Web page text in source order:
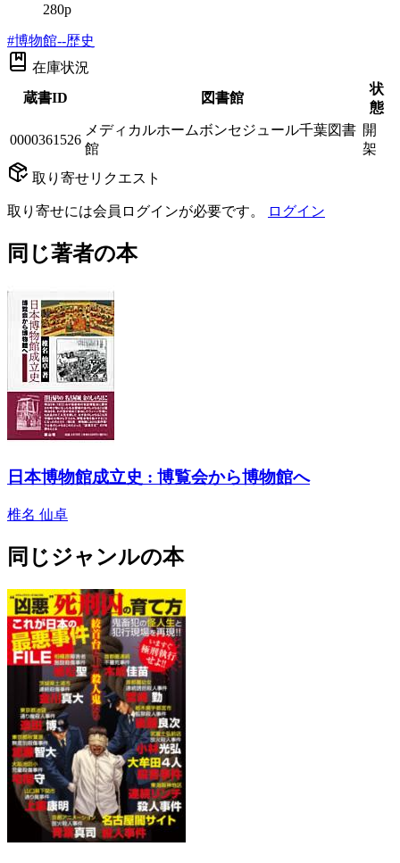
280p
#博物館--歴史
在庫状況
蔵書ID
図書館
状
態
0000361526
メディカルホームボンセジュール千葉図書
館
開
架
取り寄せリクエスト
取り寄せには会員ログインが必要です。 ログイン
同じ著者の本
日本博物館成立史 : 博覧会から博物館へ
椎名 仙卓
同じジャンルの本